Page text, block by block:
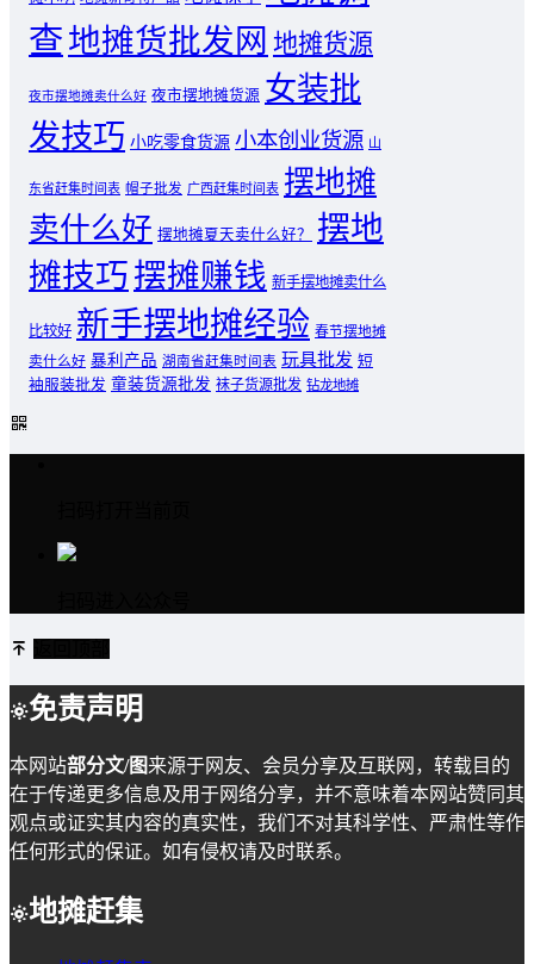
查地摊货批发网 地摊货源
夜市摆地摊卖什么好 夜市摆地摊货源 女装批
发技巧 小吃零食货源 小本创业货源 山
东省赶集时间表 帽子批发 广西赶集时间表 摆地摊
卖什么好 摆地摊夏天卖什么好？
摆地
摊技巧摆摊赚钱 新手摆地摊卖什么
比较好 新手摆地摊经验 春节摆地摊
卖什么好 暴利产品 湖南省赶集时间表 玩具批发 短
袖服装批发 童装货源批发 袜子货源批发 钻龙地摊
免责声明
本网站部分文/图来源于网友、会员分享及互联网，转载目的
在于传递更多信息及用于网络分享，并不意味着本网站赞同其
观点或证实其内容的真实性，我们不对其科学性、严肃性等作
任何形式的保证。如有侵权请及时联系。
地摊赶集